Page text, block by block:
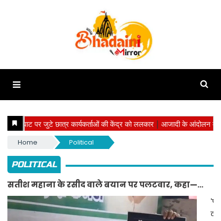
Home Political
POLITICAL
सतीश महाना के रसीद वाले बयान पर पलटवार, कहा—
"चढ़ावे की रसीद नहीं होती, फ्रस्ट्रेशन में दे रहे हैं ऐसे बयान"
को